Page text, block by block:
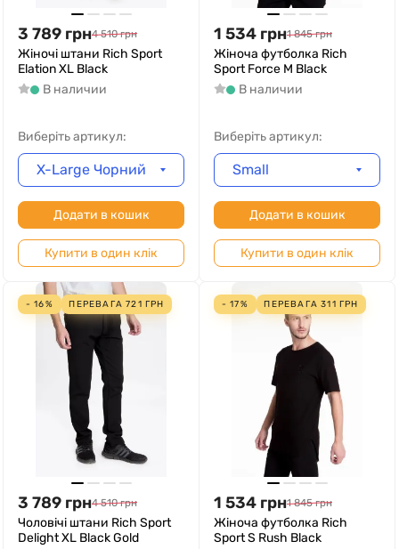
3 789 грн4 510 грн
Жіночі штани Rich Sport
Elation XL Black
В наличии
Виберіть артикул:
X-Large Чорний
Додати в кошик
Купити в один клік
1 534 грн1 845 грн
Жіноча футболка Rich
Sport Force M Black
В наличии
Виберіть артикул:
Small
Додати в кошик
Купити в один клік
- 16% ПЕРЕВАГА721 ГРН
3 789 грн4 510 грн
Чоловічі штани Rich Sport
Delight XL Black Gold
- 17% ПЕРЕВАГА311 ГРН
1 534 грн1 845 грн
Жіноча футболка Rich
Sport S Rush Black